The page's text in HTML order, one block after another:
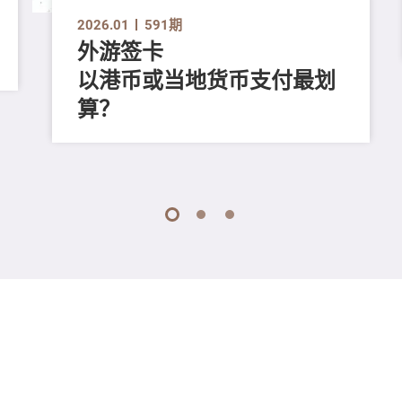
2026.01 591期
外游签卡
以港币或当地货币支付最划
算？
1 2 3